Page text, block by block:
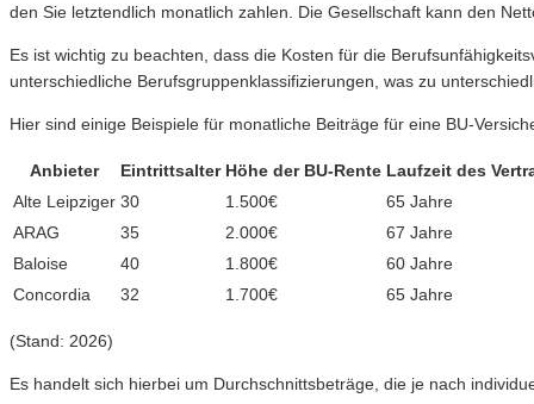
den Sie letztendlich monatlich zahlen. Die Gesellschaft kann den
Es ist wichtig zu beachten, dass die Kosten für die
unterschiedliche Berufsgruppenklassifizierungen, was zu
Hier sind einige Beispiele für monatliche Beiträge für eine BU-
Anbieter Eintrittsalter Höhe der BU-Rente Laufzeit des
Alte Leipziger 30 1.500€
65 Jahre
ARAG
35 2.000€
67 Jahre
Baloise
40 1.800€
60 Jahre
Concordia
32 1.700€ 65 Jahre
(Stand: 2026)
Es handelt sich hierbei um Durchschnittsbeträge, die je nach